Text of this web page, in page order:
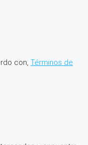
con, Términos de